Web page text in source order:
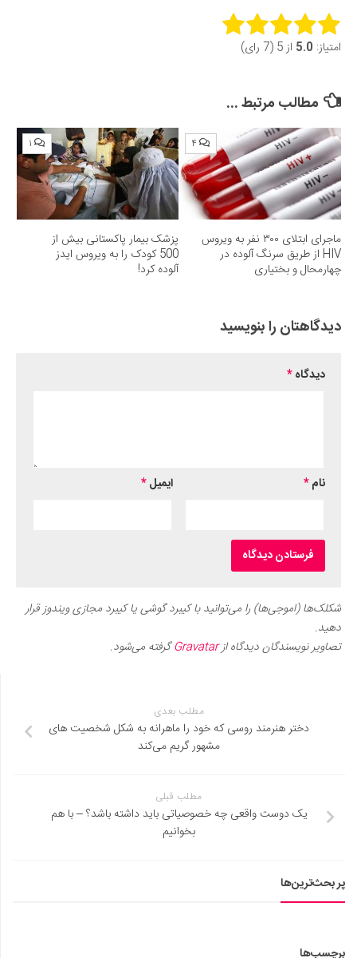
Rate this item:
امتیاز: 5.0 از 5 (7 رای)
مطالب مرتبط ...
۴
ماجرای ابتلای ۳۰۰ نفر به ویروس
HIV از طریق سرنگ آلوده در
چهارمحال و بختیاری
۱
پزشک بیمار پاکستانی بیش از
500 کودک را به ویروس ایدز
آلوده کرد!
دیدگاهتان را بنویسید
دیدگاه*
نام* ایمیل*
شکلک‌ها (اموجی‌ها) را می‌توانید با کیبرد گوشی یا کیبرد مجازی ویندوز قرار
دهید.
تصاویر نویسندگان دیدگاه ازGravatarگرفته می‌شود.
مطلب بعدی
دختر هنرمند روسی که خود را ماهرانه به شکل شخصیت های
مشهور گریم می‌کند
مطلب قبلی
یک دوست واقعی چه خصوصیاتی باید داشته باشد؟ – با هم
بخوانیم
پر بحث‌ترین‌ها
برچسب‌ها